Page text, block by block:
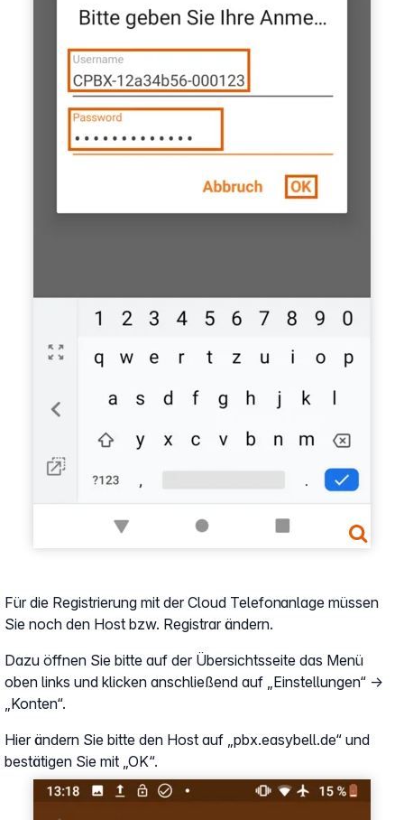
Für die Registrierung mit der Cloud Telefonanlage müssen
Sie noch den Host bzw. Registrar ändern.
Dazu öffnen Sie bitte auf der Übersichtsseite das Menü
oben links und klicken anschließend auf „Einstellungen“ →
„Konten“.
Hier ändern Sie bitte den Host auf „pbx.easybell.de“ und
bestätigen Sie mit „OK“.
Show larger version